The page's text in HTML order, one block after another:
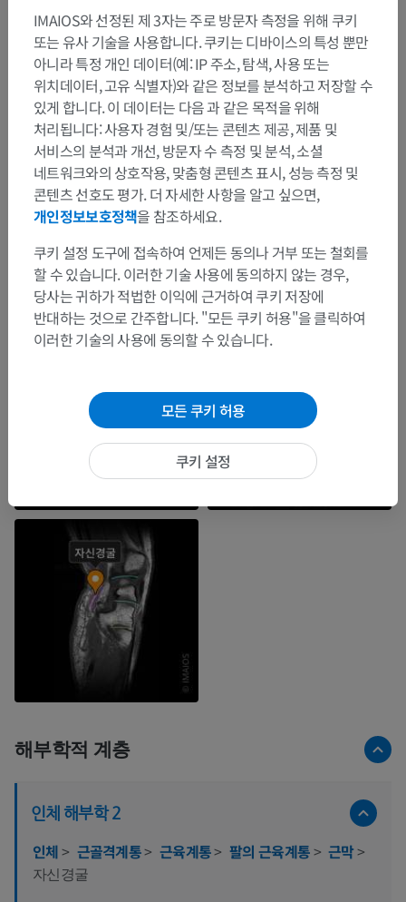
해부학적 계층
인체 해부학 2
인체> 근골격계통> 근육계통> 팔의 근육계통> 근막>
자신경굴
IMAIOS와 선정된 제 3자는 주로 방문자 측정을 위해 쿠키
또는 유사 기술을 사용합니다. 쿠키는 디바이스의 특성 뿐만
아니라 특정 개인 데이터(예: IP 주소, 탐색, 사용 또는
위치데이터, 고유 식별자)와 같은 정보를 분석하고 저장할 수
있게 합니다. 이 데이터는 다음 과 같은 목적을 위해
처리됩니다: 사용자 경험 및/또는 콘텐츠 제공, 제품 및
서비스의 분석과 개선, 방문자 수 측정 및 분석, 소셜
네트워크와의 상호작용, 맞춤형 콘텐츠 표시, 성능 측정 및
콘텐츠 선호도 평가. 더 자세한 사항을 알고 싶으면,
개인정보보호정책을 참조하세요.
쿠키 설정 도구에 접속하여 언제든 동의나 거부 또는 철회를
할 수 있습니다. 이러한 기술 사용에 동의하지 않는 경우,
당사는 귀하가 적법한 이익에 근거하여 쿠키 저장에
반대하는 것으로 간주합니다. "모든 쿠키 허용"을 클릭하여
이러한 기술의 사용에 동의할 수 있습니다.
모든 쿠키 허용
쿠키 설정